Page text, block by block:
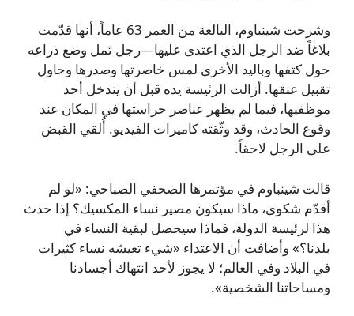
وشرحت شينباوم، البالغة من العمر 63 عاماً، أنها قدّمت
بلاغاً ضد الرجل الذي اعتدى عليها—رجل ثمل وضع ذراعه
حول كتفها وباليد الأخرى لمس خاصرتها وصدرها وحاول
تقبيل عنقها. أزالت الرئيسة يده قبل أن يتدخل أحد
موظفيها، فيما لم يظهر عناصر حراستها في المكان عند
وقوع الحادث، وقد وثّقته كاميرات الفيديو. أُلقي القبض
على الرجل لاحقاً.
قالت شينباوم في مؤتمرها الصحفي الصباحي: «لو لم
أقدّم شكوى، ماذا سيكون مصير نساء المكسيك؟ إذا حدث
هذا لرئيسة الدولة، فماذا سيحصل لبقية النساء في
بلدنا؟» وأضافت أن الاعتداء «شيء تعيشه نساء كثيرات
في البلاد وفي العالم؛ لا يجوز لأحد انتهاك أجسادنا
ومساحاتنا الشخصية».